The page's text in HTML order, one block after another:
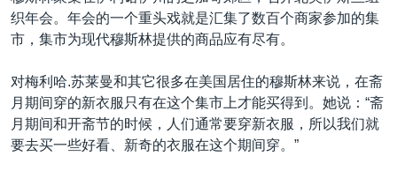
导
索
印太
中东
非洲
美洲
经济·金融·贸易
人权·法律·宗教
军事
劳工
美中关系
热点专题
国会报道
美中关系
VOA今日焦点
中文广播
织年会。年会的一个重头戏就是汇集了数百个商家参加的集
市，集市为现代穆斯林提供的商品应有尽有。
对梅利哈.苏莱曼和其它很多在美国居住的穆斯林来说，在斋
月期间穿的新衣服只有在这个集市上才能买得到。她说：“斋
月期间和开斋节的时候，人们通常要穿新衣服，所以我们就
要去买一些好看、新奇的衣服在这个期间穿。”